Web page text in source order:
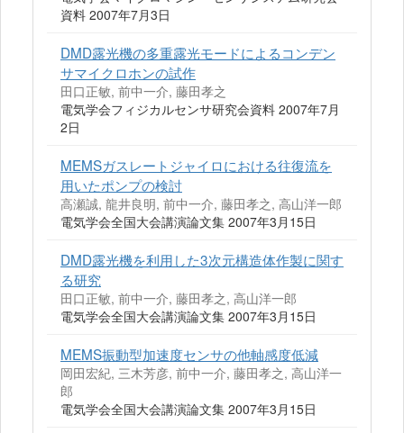
資料 2007年7月3日
DMD露光機の多重露光モードによるコンデン
サマイクロホンの試作
田口正敏, 前中一介, 藤田孝之
電気学会フィジカルセンサ研究会資料 2007年7月
2日
MEMSガスレートジャイロにおける往復流を
用いたポンプの検討
高瀬誠, 龍井良明, 前中一介, 藤田孝之, 高山洋一郎
電気学会全国大会講演論文集 2007年3月15日
DMD露光機を利用した3次元構造体作製に関す
る研究
田口正敏, 前中一介, 藤田孝之, 高山洋一郎
電気学会全国大会講演論文集 2007年3月15日
MEMS振動型加速度センサの他軸感度低減
岡田宏紀, 三木芳彦, 前中一介, 藤田孝之, 高山洋一
郎
電気学会全国大会講演論文集 2007年3月15日